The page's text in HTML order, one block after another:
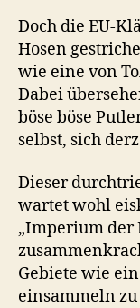
Doch die EU-
Hosen
wie eine von
Dabei
böse böse
selbst, sich
Dieser
wartet wohl
„Imperium der
Gebiete wie
einsammeln